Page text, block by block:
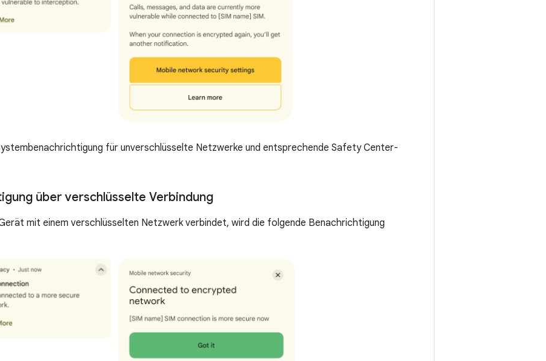
für unverschlüsselte Netzwerke und entsprechende Safety Center-
über verschlüsselte Verbindung
mit einem verschlüsselten Netzwerk verbindet, wird die folgende Benachrichtigung